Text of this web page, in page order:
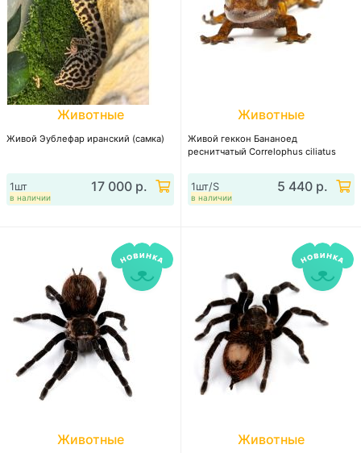
Животные
Живой Эублефар иранский (самка)
в наличии
1шт 17 000 р.
Животные
Живой геккон Бананоед
реснитчатый Correlophus ciliatus
в наличии
1шт/S 5 440 р.
Животные Животные